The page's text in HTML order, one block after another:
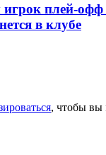
плей-офф
в клубе
, чтобы вы